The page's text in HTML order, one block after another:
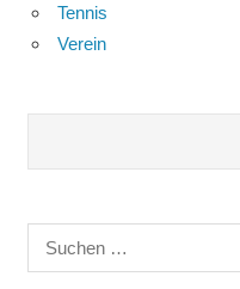
Tennis
Verein
Suchen
nach: